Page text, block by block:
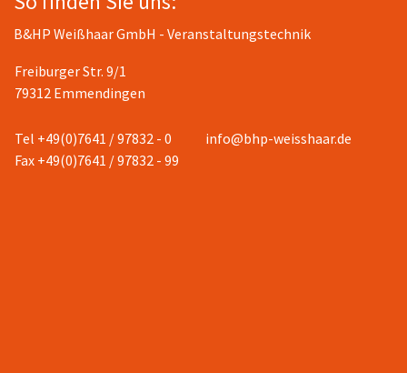
B&HP Weißhaar GmbH - Veranstaltungstechnik
Freiburger Str. 9/1
79312 Emmendingen
Tel +49(0)7641 / 97832 - 0
Fax +49(0)7641 / 97832 - 99
info@bhp-weisshaar.de